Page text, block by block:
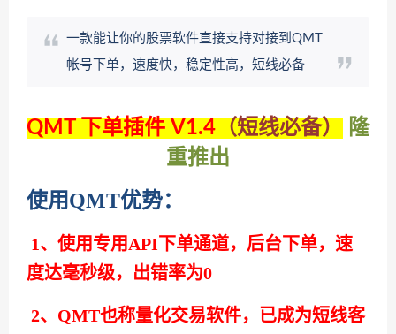
一款能让你的股票软件直接支持对接到QMT
帐号下单，速度快，稳定性高，短线必备
QMT 下单插件 V1.4 （短线必备）
隆
重推出
使用QMT优势：
1、使用专用API下单通道，后台下单，速
度达毫秒级，出错率为0
2、QMT也称量化交易软件，已成为短线客